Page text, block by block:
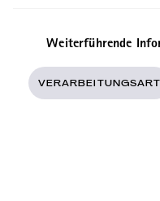
Weiterführende
VERARBEITUNGSART